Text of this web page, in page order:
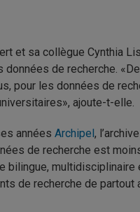
et sa collègue Cynthia
de recherche.
pour les données de
ajoute-t-elle.
années Archipel,
de recherche est
bilingue,
de recherche de partout